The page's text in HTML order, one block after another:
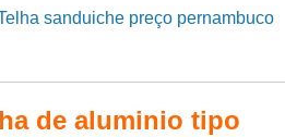
de aluminio tipo